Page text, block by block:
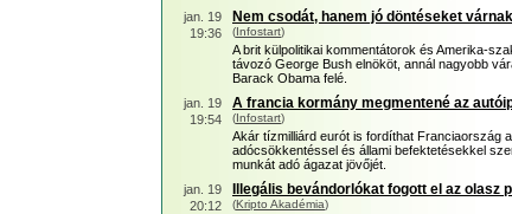
jan. 19
19:36
Nem csodát, hanem jó döntéseket
(Infostart)
A brit külpolitikai kommentátorok és Amerika-
távozó George Bush elnököt, annál nagyobb
Barack Obama felé.
jan. 19
19:54
A francia kormány megmentené az
(Infostart)
Akár tízmilliárd eurót is fordíthat Franciaország
adócsökkentéssel és állami befektetésekkel
munkát adó ágazat jövőjét.
jan. 19
20:12
Illegális bevándorlókat fogott el az olasz
(Kripto Akadémia)